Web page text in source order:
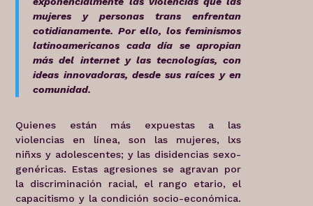
mujeres y personas trans enfrentan
cotidianamente. Por ello, los feminismos
latinoamericanos cada día se apropian
más del internet y las tecnologías, con
ideas innovadoras, desde sus raíces y en
comunidad.
Quienes están más expuestas a las
violencias en línea, son las mujeres, lxs
niñxs y adolescentes; y las disidencias sexo-
genéricas. Estas agresiones se agravan por
la discriminación racial, el rango etario, el
capacitismo y la condición socio-económica.